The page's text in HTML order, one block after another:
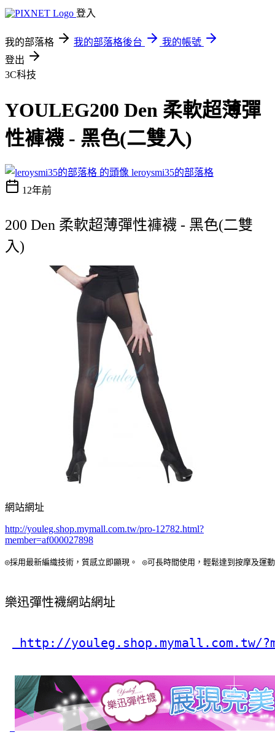
登入
我的部落格 我的部落格後台
我的帳號
登出
3C科技
YOULEG200 Den 柔軟超薄彈
性褲襪 - 黑色(二雙入)
leroysmi35的部落格
12年前
200 Den 柔軟超薄彈性褲襪 - 黑色(二雙
入)
網站網址
http://youleg.shop.mymall.com.tw/pro-12782.html?
member=af000027898
◎採用最新編織技術，質感立即顯現。 ◎可長時間使用，輕鬆達到按摩及
樂迅彈性襪網站網址
http://youleg.shop.mymall.com.tw/